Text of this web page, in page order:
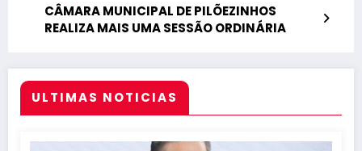
CÂMARA MUNICIPAL DE PILÕEZINHOS
REALIZA MAIS UMA SESSÃO ORDINÁRIA
ULTIMAS NOTICIAS